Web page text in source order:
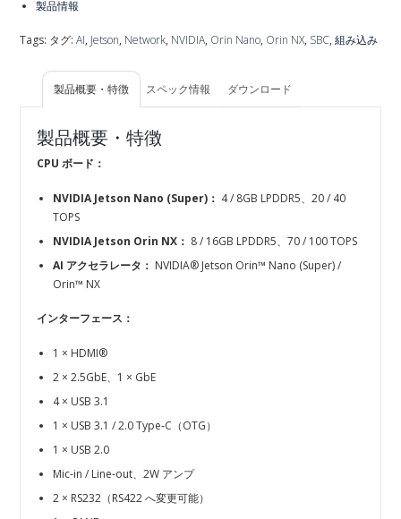
製品情報
Tags: タグ:AI, Jetson, Network, NVIDIA, Orin Nano, Orin NX, SBC,組み込み
製品概要・特徴 スペック情報 ダウンロード
製品概要・特徴
CPU ボード：
NVIDIA Jetson Nano (Super)： 4 / 8GB LPDDR5、20 / 40
TOPS
NVIDIA Jetson Orin NX： 8 / 16GB LPDDR5、70 / 100 TOPS
AI アクセラレータ： NVIDIA® Jetson Orin™ Nano (Super) /
Orin™ NX
インターフェース：
1 × HDMI®
2 × 2.5GbE、1 × GbE
4 × USB 3.1
1 × USB 3.1 / 2.0 Type‑C（OTG）
1 × USB 2.0
Mic‑in / Line‑out、2W アンプ
2 × RS232（RS422 へ変更可能）